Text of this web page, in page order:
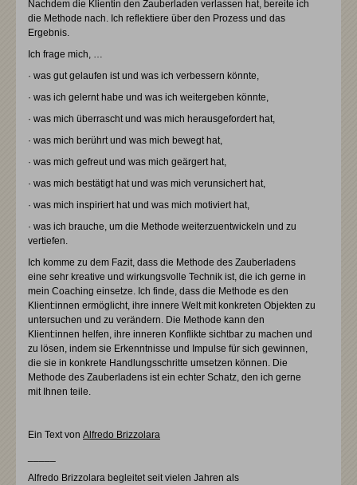
Nachdem die Klientin den Zauberladen verlassen hat, bereite ich
die Methode nach. Ich reflektiere über den Prozess und das
Ergebnis.
Ich frage mich, …
· was gut gelaufen ist und was ich verbessern könnte,
· was ich gelernt habe und was ich weitergeben könnte,
· was mich überrascht und was mich herausgefordert hat,
· was mich berührt und was mich bewegt hat,
· was mich gefreut und was mich geärgert hat,
· was mich bestätigt hat und was mich verunsichert hat,
· was mich inspiriert hat und was mich motiviert hat,
· was ich brauche, um die Methode weiterzuentwickeln und zu
vertiefen.
Ich komme zu dem Fazit, dass die Methode des Zauberladens
eine sehr kreative und wirkungsvolle Technik ist, die ich gerne in
mein Coaching einsetze. Ich finde, dass die Methode es den
Klient:innen ermöglicht, ihre innere Welt mit konkreten Objekten zu
untersuchen und zu verändern. Die Methode kann den
Klient:innen helfen, ihre inneren Konflikte sichtbar zu machen und
zu lösen, indem sie Erkenntnisse und Impulse für sich gewinnen,
die sie in konkrete Handlungsschritte umsetzen können. Die
Methode des Zauberladens ist ein echter Schatz, den ich gerne
mit Ihnen teile.
Ein Text von Alfredo Brizzolara
Alfredo Brizzolara begleitet seit vielen Jahren als